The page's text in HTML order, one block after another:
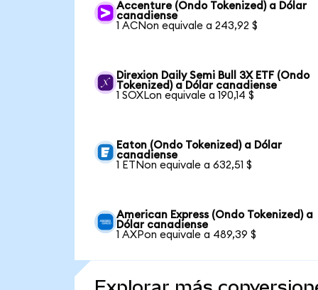
Accenture (Ondo Tokenized) a Dólar
canadiense
1 ACNon equivale a 243,92 $
Direxion Daily Semi Bull 3X ETF (Ondo
Tokenized) a Dólar canadiense
1 SOXLon equivale a 190,14 $
Eaton (Ondo Tokenized) a Dólar
canadiense
1 ETNon equivale a 632,51 $
American Express (Ondo Tokenized) a
Dólar canadiense
1 AXPon equivale a 489,39 $